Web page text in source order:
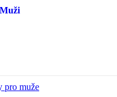
Muži
pro muže